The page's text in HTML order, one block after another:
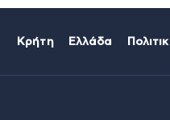
Κρήτη Ελλάδα